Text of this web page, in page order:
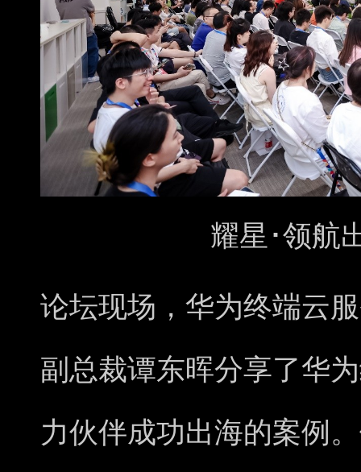
耀星･领航
论坛现场，华为终端云
副总裁谭东晖分享了华
力伙伴成功出海的案例